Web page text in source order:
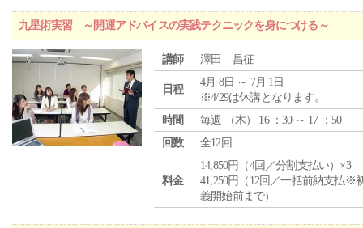
九星術実習 ～開運アドバイスの実践テクニックを身につける～
講師 澤田 昌征
日程
4月 8日 ～ 7月 1日
※4/29は休講となります。
時間
毎週 （木） 16 ：30 ～ 17 ：50
回数
全12回
料金
14,850円（4回／分割支払い）×3
41,250円（12回／一括前納支払※
義開始前まで）